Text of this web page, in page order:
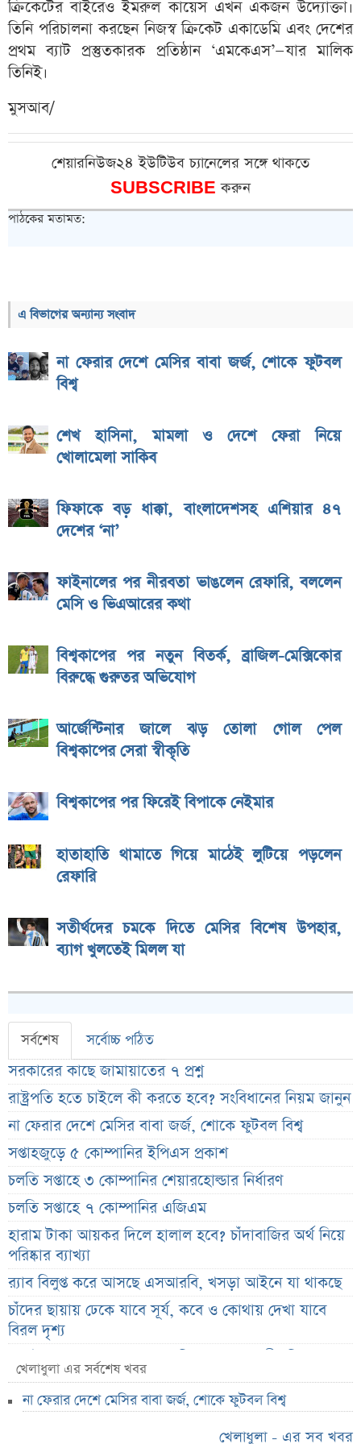
ক্রিকেটের বাইরেও ইমরুল কায়েস এখন একজন উদ্যোক্তা।
তিনি পরিচালনা করছেন নিজস্ব ক্রিকেট একাডেমি এবং দেশের
প্রথম ব্যাট প্রস্তুতকারক প্রতিষ্ঠান ‘এমকেএস’—যার মালিক
তিনিই।
মুসআব/
শেয়ারনিউজ২৪ ইউটিউব চ্যানেলের সঙ্গে থাকতে
SUBSCRIBEকরুন
পাঠকের মতামত:
এ বিভাগের অন্যান্য সংবাদ
না ফেরার দেশে মেসির বাবা জর্জ, শোকে ফুটবল
বিশ্ব
শেখ হাসিনা, মামলা ও দেশে ফেরা নিয়ে
খোলামেলা সাকিব
ফিফাকে বড় ধাক্কা, বাংলাদেশসহ এশিয়ার ৪৭
দেশের ‘না’
ফাইনালের পর নীরবতা ভাঙলেন রেফারি, বললেন
মেসি ও ভিএআরের কথা
বিশ্বকাপের পর নতুন বিতর্ক, ব্রাজিল-মেক্সিকোর
বিরুদ্ধে গুরুতর অভিযোগ
আর্জেন্টিনার জালে ঝড় তোলা গোল পেল
বিশ্বকাপের সেরা স্বীকৃতি
বিশ্বকাপের পর ফিরেই বিপাকে নেইমার
হাতাহাতি থামাতে গিয়ে মাঠেই লুটিয়ে পড়লেন
রেফারি
সতীর্থদের চমকে দিতে মেসির বিশেষ উপহার,
ব্যাগ খুলতেই মিলল যা
সর্বশেষ সর্বোচ্চ পঠিত
সরকারের কাছে জামায়াতের ৭ প্রশ্ন
রাষ্ট্রপতি হতে চাইলে কী করতে হবে? সংবিধানের নিয়ম জানুন
না ফেরার দেশে মেসির বাবা জর্জ, শোকে ফুটবল বিশ্ব
সপ্তাহজুড়ে ৫ কোম্পানির ইপিএস প্রকাশ
চলতি সপ্তাহে ৩ কোম্পানির শেয়ারহোল্ডার নির্ধারণ
চলতি সপ্তাহে ৭ কোম্পানির এজিএম
হারাম টাকা আয়কর দিলে হালাল হবে? চাঁদাবাজির অর্থ নিয়ে
পরিষ্কার ব্যাখ্যা
র‌্যাব বিলুপ্ত করে আসছে এসআরবি, খসড়া আইনে যা থাকছে
চাঁদের ছায়ায় ঢেকে যাবে সূর্য, কবে ও কোথায় দেখা যাবে
বিরল দৃশ্য
জুলাই জাদুঘরের অব্যবস্থাপনা নিয়ে ক্ষুব্ধ ফারুকী, দিলেন বড়
পরামর্শ
স্বর্ণের দামে বড় কাটছাঁট, নতুন দর জানালো বাজুস
মন্ত্রিসভায় পরিবর্তনের হাওয়া, আলোচনায় যেসব নাম
খেলাধুলা এর সর্বশেষ খবর
না ফেরার দেশে মেসির বাবা জর্জ, শোকে ফুটবল বিশ্ব
খেলাধুলা - এর সব খবর